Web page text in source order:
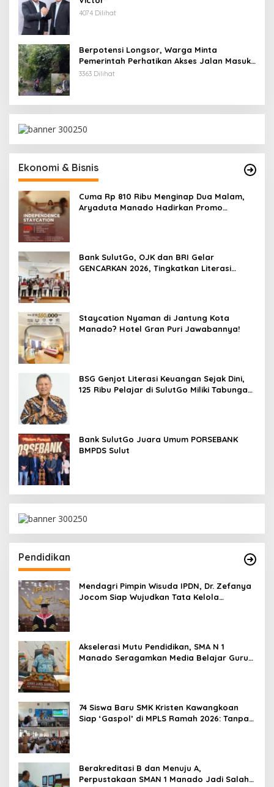
4074 Dilihat
Berpotensi Longsor, Warga Minta
Pemerintah Perhatikan Akses Jalan Masuk
Kecamatan Kumelembuai
3363 Dilihat
Ekonomi & Bisnis
Cuma Rp 810 Ribu Menginap Dua Malam,
Aryaduta Manado Hadirkan Promo
Bank SulutGo, OJK dan BRI Gelar
GENCARKAN 2026, Tingkatkan Literasi
Staycation Nyaman di Jantung Kota
Manado? Hotel Gran Puri Jawabannya!
BSG Genjot Literasi Keuangan Sejak Dini,
125 Ribu Pelajar di SulutGo Miliki Tabungan
Bank SulutGo Juara Umum PORSEBANK
BMPDS Sulut
Pendidikan
Mendagri Pimpin Wisuda IPDN, Dr. Zefanya
Jocom Siap Wujudkan Tata Kelola
Akselerasi Mutu Pendidikan, SMA N 1
Manado Seragamkan Media Belajar Guru
74 Siswa Baru SMK Kristen Kawangkoan
Siap ‘Gaspol’ di MPLS Ramah 2026: Tanpa
Berakreditasi B dan Menuju A,
Perpustakaan SMAN 1 Manado Jadi Salah